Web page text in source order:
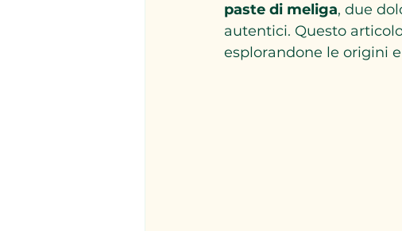
paste di meliga, due
autentici. Questo
esplorandone le origini